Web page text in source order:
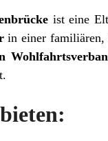
ist eine
in einer familiären,